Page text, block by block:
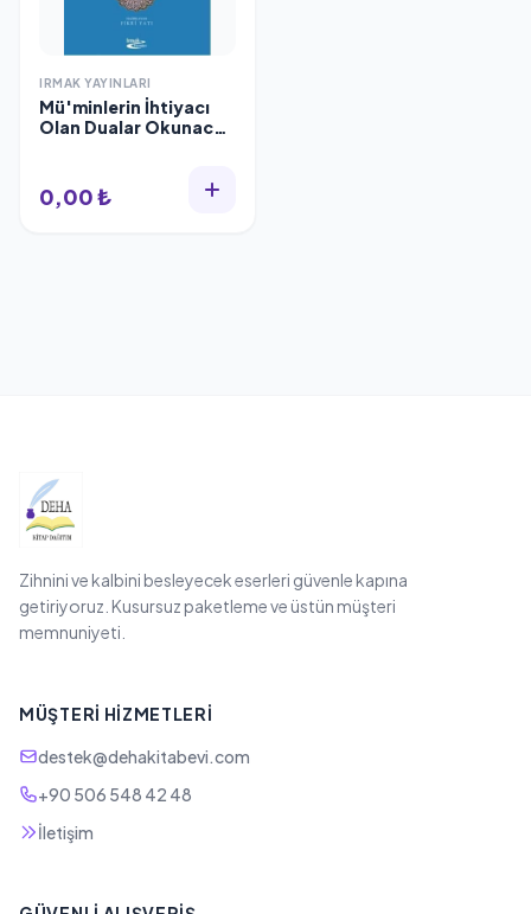
IRMAK YAYINLARI
Mü'minlerin İhtiyacı
Olan Dualar Okunacak
0,00 ₺
Zihnini ve kalbini besleyecek eserleri güvenle kapına
getiriyoruz. Kusursuz paketleme ve üstün müşteri
memnuniyeti.
MÜŞTERI HIZMETLERI
destek@dehakitabevi.com
+90 506 548 42 48
İletişim